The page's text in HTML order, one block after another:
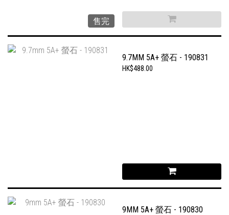
售完
9.7MM 5A+ 螢石 - 190831
HK$488.00
9MM 5A+ 螢石 - 190830